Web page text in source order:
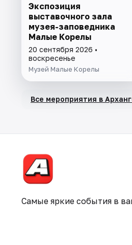
Экспозиция
выставочного зала
музея-заповедника
Малые Корелы
20 сентября 2026 •
воскресенье
Музей Малые Корелы
Все мероприятия в
Самые яркие события в